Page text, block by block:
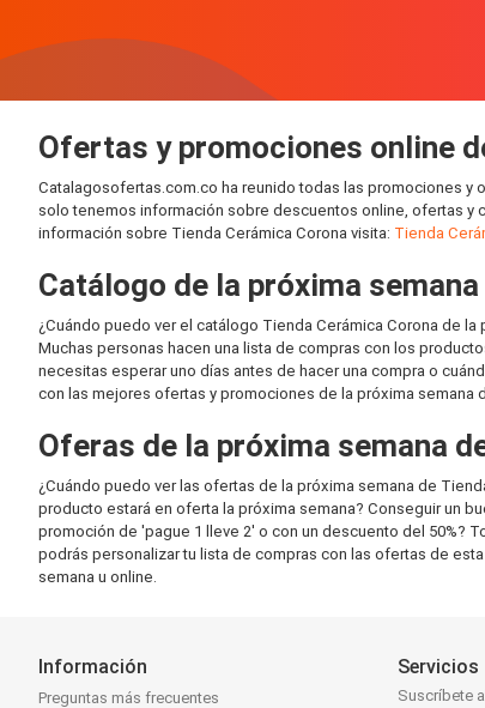
Ofertas y promociones online
Catalagosofertas.com.co ha reunido todas las promociones y
solo tenemos información sobre descuentos online, ofertas y
información sobre Tienda Cerámica Corona visita: Tienda
Catálogo de la próxima
¿Cuándo puedo ver el catálogo Tienda Cerámica Corona de
Muchas personas hacen una lista de compras con los
necesitas esperar uno días antes de hacer una compra o
con las mejores ofertas y promociones de la próxima semana
Oferas de la próxima semana
¿Cuándo puedo ver las ofertas de la próxima semana de
producto estará en oferta la próxima semana? Conseguir un
promoción de 'pague 1 lleve 2' o con un descuento del 50%?
podrás personalizar tu lista de compras con las ofertas de
semana u online.
Información
Preguntas más frecuentes
Servicios
Suscríbete